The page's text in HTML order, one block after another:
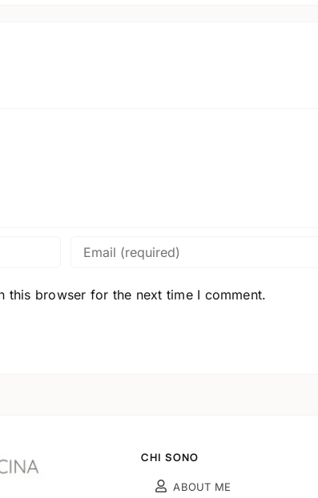
this browser for the next time I comment.
CHI SONO
ABOUT ME